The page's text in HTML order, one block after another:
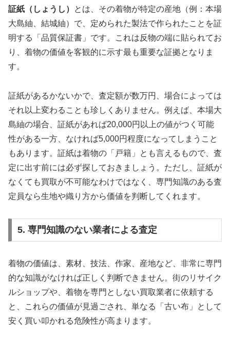
証紙（しょうし）
とは、その着物が特定の産地（例：本場
大島紬、結城紬）で、定められた製法で作られたことを証
明する「品質保証書」です。これは反物の端に貼られてお
り、着物の価値を客観的に示す最も重要な証拠となりま
す。
証紙があるかないかで、査定額が数万円、場合によっては
それ以上変わることも珍しくありません。例えば、本場大
島紬の場合、証紙があれば20,000円以上の値がつく可能
性がある一方、なければ5,000円程度になってしまうこと
もあります。証紙は着物の「戸籍」とも言えるもので、査
定に出す前には必ず探しておきましょう 。ただし、証紙が
なくても買取が不可能なわけではなく、専門知識のある査
定員なら生地や織り方から価値を判断してくれます。
5. 専門知識のない業者による査定
着物の価値は、素材、技法、作家、産地など、非常に専門
的な知識がなければ正しく判断できません。街のリサイク
ルショップや、着物を専門としない買取業者に依頼する
と、これらの価値が見過ごされ、単なる「古い布」として
安く買い叩かれる危険性が高まります。